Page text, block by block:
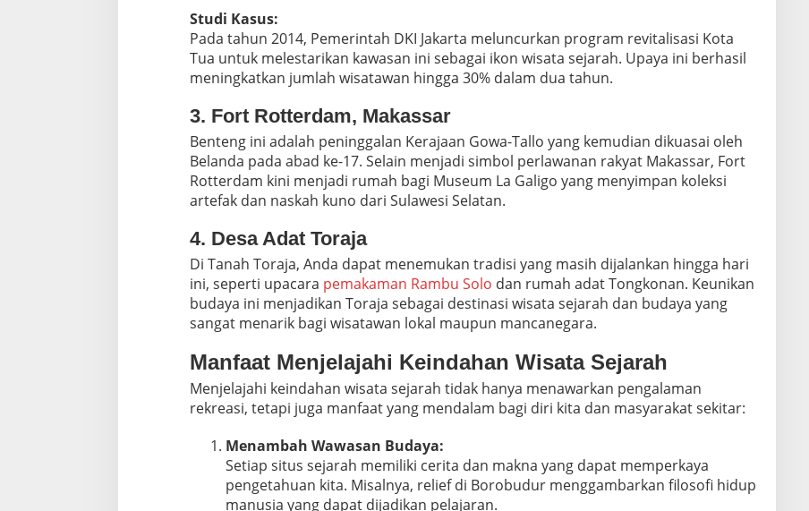
Studi Kasus:
Pada tahun 2014, Pemerintah DKI Jakarta meluncurkan program revitalisasi Kota
Tua untuk melestarikan kawasan ini sebagai ikon wisata sejarah. Upaya ini berhasil
meningkatkan jumlah wisatawan hingga 30% dalam dua tahun.
3. Fort Rotterdam, Makassar
Benteng ini adalah peninggalan Kerajaan Gowa-Tallo yang kemudian dikuasai oleh
Belanda pada abad ke-17. Selain menjadi simbol perlawanan rakyat Makassar, Fort
Rotterdam kini menjadi rumah bagi Museum La Galigo yang menyimpan koleksi
artefak dan naskah kuno dari Sulawesi Selatan.
4. Desa Adat Toraja
Di Tanah Toraja, Anda dapat menemukan tradisi yang masih dijalankan hingga hari
ini, seperti upacara pemakaman Rambu Solo dan rumah adat Tongkonan. Keunikan
budaya ini menjadikan Toraja sebagai destinasi wisata sejarah dan budaya yang
sangat menarik bagi wisatawan lokal maupun mancanegara.
Manfaat Menjelajahi Keindahan Wisata Sejarah
Menjelajahi keindahan wisata sejarah tidak hanya menawarkan pengalaman
rekreasi, tetapi juga manfaat yang mendalam bagi diri kita dan masyarakat sekitar:
Menambah Wawasan Budaya:
Setiap situs sejarah memiliki cerita dan makna yang dapat memperkaya
pengetahuan kita. Misalnya, relief di Borobudur menggambarkan filosofi hidup
manusia yang dapat dijadikan pelajaran.